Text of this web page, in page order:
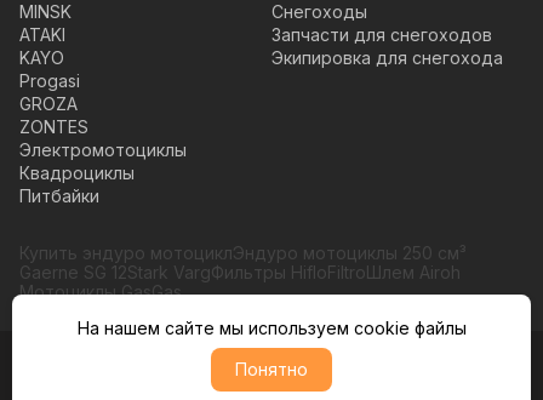
MINSK
ATAKI
KAYO
Progasi
GROZA
ZONTES
Электромотоциклы
Квадроциклы
Питбайки
Снегоходы
Запчасти для снегоходов
Экипировка для снегохода
Купить эндуро мотоциклЭндуро мотоциклы 250 см³
Gaerne SG 12Stark VargФильтры HifloFiltroШлем Airoh
Мотоциклы GasGas
© Moto365, Все права защищены
Политика обратботки персональных данных
На нашем сайте мы используем cookie файлы
Понятно